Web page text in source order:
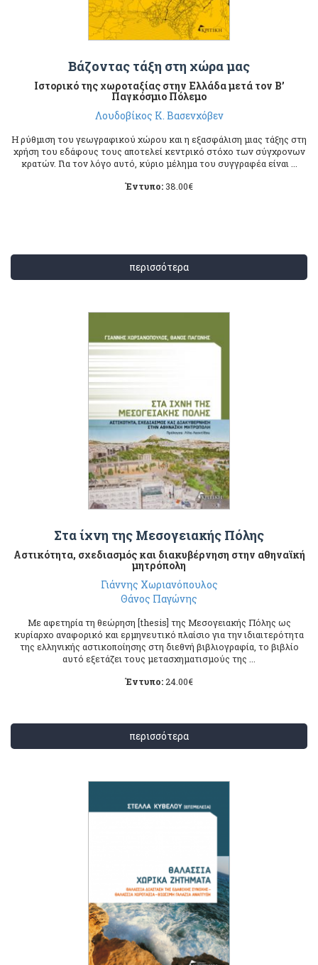
Βάζοντας τάξη στη χώρα μας
Ιστορικό της χωροταξίας στην Ελλάδα μετά τον Β’
Παγκόσμιο Πόλεμο
Λουδοβίκος Κ. Βασενχόβεν
Η ρύθμιση του γεωγραφικού χώρου και η εξασφάλιση μιας τάξης στη
χρήση του εδάφους τους αποτελεί κεντρικό στόχο των σύγχρονων
κρατών. Για τον λόγο αυτό, κύριο μέλημα του συγγραφέα είναι ...
Έντυπο: 38.00€
περισσότερα
Στα ίχνη της Μεσογειακής Πόλης
Αστικότητα, σχεδιασμός και διακυβέρνηση στην αθηναϊκή
μητρόπολη
Γιάννης Χωριανόπουλος
Θάνος Παγώνης
Με αφετηρία τη θεώρηση [thesis] της Μεσογειακής Πόλης ως
κυρίαρχο αναφορικό και ερμηνευτικό πλαίσιο για την ιδιαιτερότητα
της ελληνικής αστικοποίησης στη διεθνή βιβλιογραφία, το βιβλίο
αυτό εξετάζει τους μετασχηματισμούς της ...
Έντυπο: 24.00€
περισσότερα